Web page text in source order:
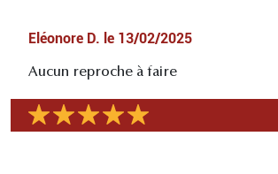
Eléonore D. le 13/02/2025
Aucun reproche à faire